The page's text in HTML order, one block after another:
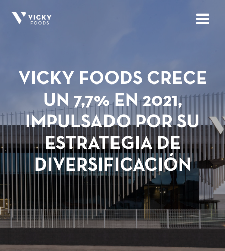
VICKY FOODS CRECE
UN 7,7% EN 2021,
IMPULSADO POR SU
ESTRATEGIA DE
DIVERSIFICACIÓN